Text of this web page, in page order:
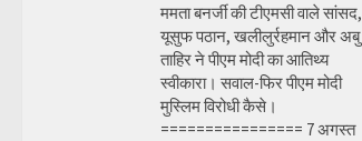
ममता बनर्जी की टीएमसी वाले सांसद,
यूसुफ पठान, खलीलुर्रहमान और अबु
ताहिर ने पीएम मोदी का आतिथ्य
स्वीकारा। सवाल-फिर पीएम मोदी
मुस्लिम विरोधी कैसे।
================ 7 अगस्त